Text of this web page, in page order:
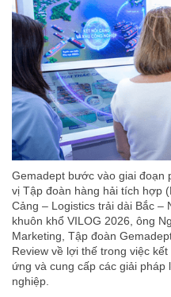
Gemadept bước vào giai đoạn
vị Tập đoàn hàng hải tích hợp
Cảng – Logistics trải dài Bắc –
khuôn khổ VILOG 2026, ông
Marketing, Tập đoàn
Review về lợi thế trong việc
ứng và cung cấp các giải pháp
nghiệp.